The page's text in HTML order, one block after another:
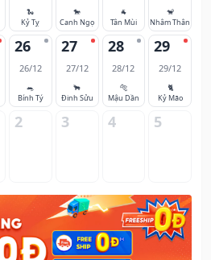
🐍
Kỷ Tỵ
🐎
Canh Ngọ
🐐
Tân Mùi
🐒
Nhâm Thân
26
26/12
🐀
Bính Tý
27
27/12
🐂
Đinh Sửu
28
28/12
🐅
Mậu Dần
29
29/12
🐈
Kỷ Mão
2 3 4 5